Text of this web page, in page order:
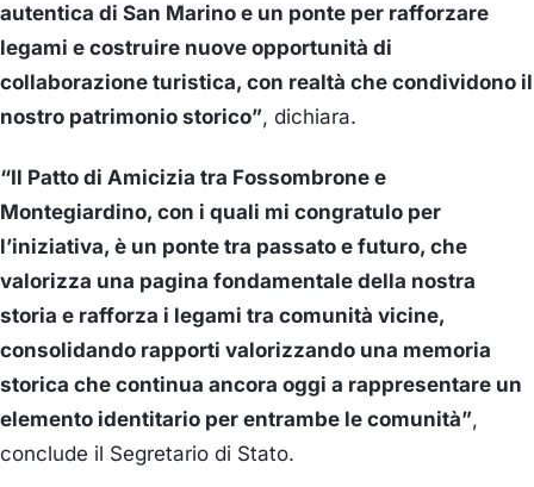
autentica di San Marino e un ponte per rafforzare
legami e costruire nuove opportunità di
collaborazione turistica, con realtà che condividono il
nostro patrimonio storico”, dichiara.
“Il Patto di Amicizia tra Fossombrone e
Montegiardino, con i quali mi congratulo per
l’iniziativa, è un ponte tra passato e futuro, che
valorizza una pagina fondamentale della nostra
storia e rafforza i legami tra comunità vicine,
consolidando rapporti valorizzando una memoria
storica che continua ancora oggi a rappresentare un
elemento identitario per entrambe le comunità”,
conclude il Segretario di Stato.